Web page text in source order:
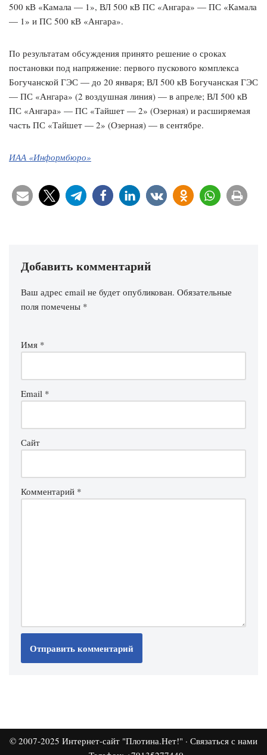
500 кВ «Камала — 1», ВЛ 500 кВ ПС «Ангара» — ПС «Камала
— 1» и ПС 500 кВ «Ангара».
По результатам обсуждения принято решение о сроках
постановки под напряжение: первого пускового комплекса
Богучанской ГЭС — до 20 января; ВЛ 500 кВ Богучанская ГЭС
— ПС «Ангара» (2 воздушная линия) — в апреле; ВЛ 500 кВ
ПС «Ангара» — ПС «Тайшет — 2» (Озерная) и расширяемая
часть ПС «Тайшет — 2» (Озерная) — в сентябре.
ИАА «Информбюро»
Добавить комментарий
Ваш адрес email не будет опубликован. Обязательные
поля помечены *
Имя *
Email *
Сайт
Комментарий *
© 2007-2025 Интернет-сайт "Плотина.Нет!" · Связаться с нами